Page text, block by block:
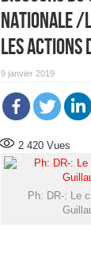
nationale /
les actions
9 janvier 2019
2 420Vues
Ph: DR-: Le